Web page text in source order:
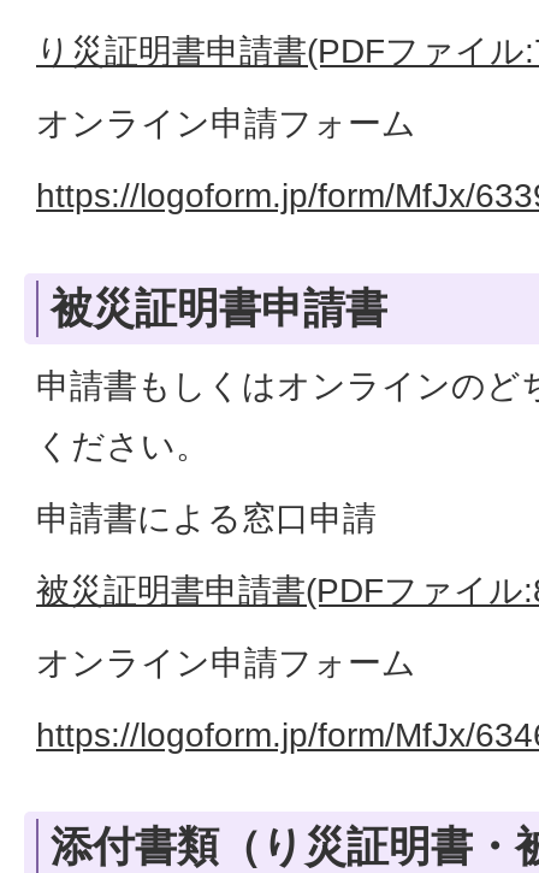
り災証明書申請書(PDFファイル
オンライン申請フォーム
https://logoform.jp/form/MfJx/
被災証明書申請書
申請書もしくはオンラインのど
ください。
申請書による窓口申請
被災証明書申請書(PDFファイル
オンライン申請フォーム
https://logoform.jp/form/MfJx/
添付書類（り災証明書・